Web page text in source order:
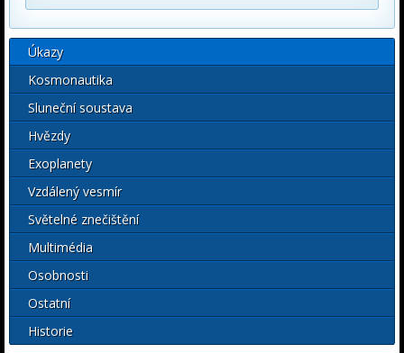
Úkazy
Kosmonautika
Sluneční soustava
Hvězdy
Exoplanety
Vzdálený vesmír
Světelné znečištění
Multimédia
Osobnosti
Ostatní
Historie